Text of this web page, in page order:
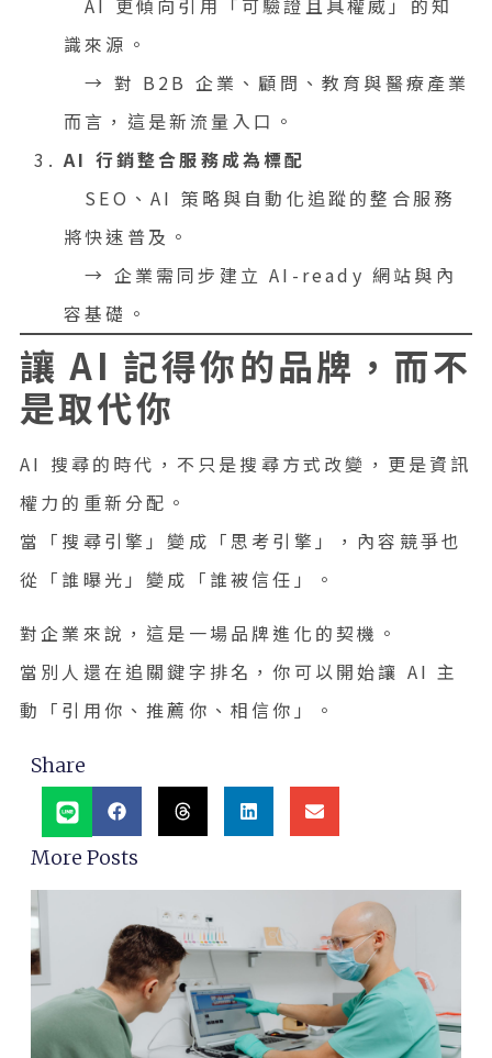
識來源。
→ 對 B2B 企業、顧問、教育與醫療產業
而言，這是新流量入口。
AI 行銷整合服務成為標配
SEO、AI 策略與自動化追蹤的整合服務
將快速普及。
→ 企業需同步建立 AI-ready 網站與內
容基礎。
讓 AI 記得你的品牌，而不
是取代你
AI 搜尋的時代，不只是搜尋方式改變，更是資訊
權力的重新分配。
當「搜尋引擎」變成「思考引擎」，內容競爭也
從「誰曝光」變成「誰被信任」。
對企業來說，這是一場品牌進化的契機。
當別人還在追關鍵字排名，你可以開始讓 AI 主
動「引用你、推薦你、相信你」。
Share
More Posts